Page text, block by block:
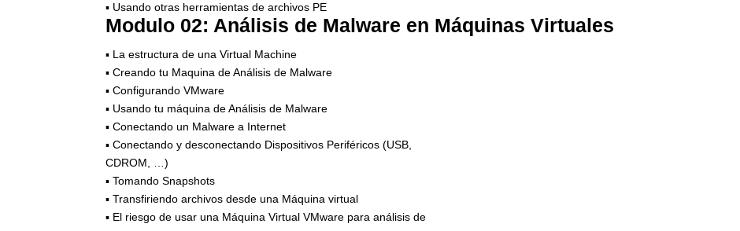
▪ Usando otras herramientas de archivos PE
Modulo 02: Análisis de Malware en Máquinas Virtuales
▪ La estructura de una Virtual Machine
▪ Creando tu Maquina de Análisis de Malware
▪ Configurando VMware
▪ Usando tu máquina de Análisis de Malware
▪ Conectando un Malware a Internet
▪ Conectando y desconectando Dispositivos Periféricos (USB,
CDROM, …)
▪ Tomando Snapshots
▪ Transfiriendo archivos desde una Máquina virtual
▪ El riesgo de usar una Máquina Virtual VMware para análisis de